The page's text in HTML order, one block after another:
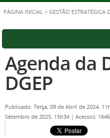
PÁGINA INICIAL > GESTÃO ESTRATÉGICA
Agenda da
DGEP
Publicado: Terça, 09 de Abril de 2024,
Setembro de 2025, 15h34 | Acessos: 1646